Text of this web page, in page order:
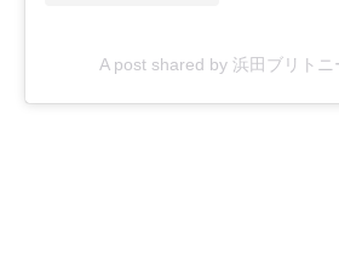
A post shared by 浜田ブリト